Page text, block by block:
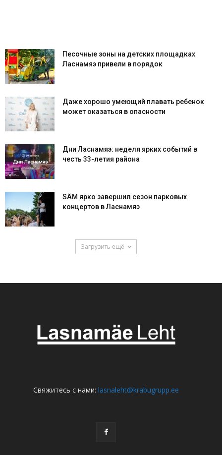
Песочные зоны на детских площадках
Ласнамяэ привели в порядок
Даже хорошо умеющий плавать ребенок
может оказаться в опасности
Дни Ласнамяэ: неделя ярких событий в
честь 33-летия района
SÄM ярко завершил сезон парковых
концертов в Ласнамяэ
Загрузить ещё
Свяжитесь с нами: lasnaleht@krabugrupp.ee